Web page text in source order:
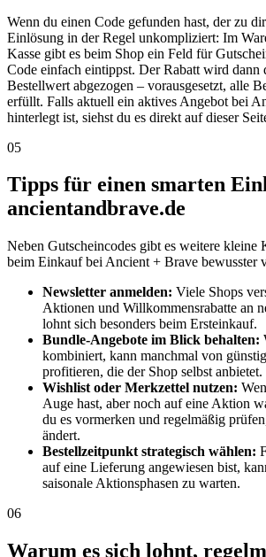
Wenn du einen Code gefunden hast, der zu
Einlösung in der Regel unkompliziert: Im
Kasse gibt es beim Shop ein Feld für
Code einfach eintippst. Der Rabatt wird dann
Bestellwert abgezogen – vorausgesetzt, alle
erfüllt. Falls aktuell ein aktives Angebot bei
hinterlegt ist, siehst du es direkt auf dieser
05
Tipps für einen smarten
ancientandbrave.de
Neben Gutscheincodes gibt es weitere kleine
beim Einkauf bei Ancient + Brave bewusster
Newsletter anmelden: Viele Shops
Aktionen und Willkommensrabatte an
lohnt sich besonders beim Ersteinkauf.
Bundle-Angebote im Blick behalten:
kombiniert, kann manchmal von
profitieren, die der Shop selbst anbietet.
Wishlist oder Merkzettel nutzen:
Auge hast, aber noch auf eine Aktion
du es vormerken und regelmäßig
ändert.
Bestellzeitpunkt strategisch wählen:
auf eine Lieferung angewiesen bist,
saisonale Aktionsphasen zu warten.
06
Warum es sich lohnt,